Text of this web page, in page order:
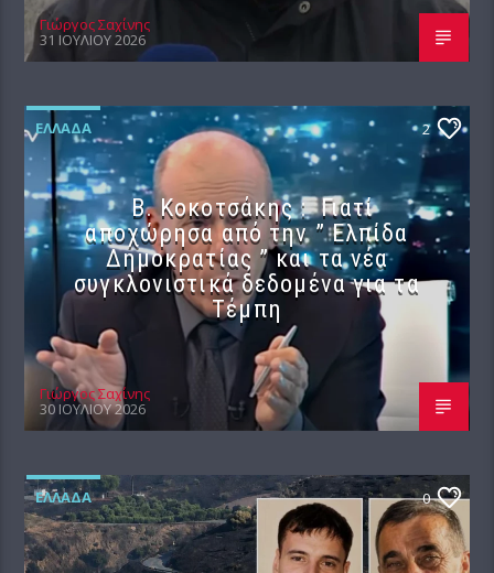
Γιώργος Σαχίνης
31 ΙΟΥΛΊΟΥ 2026
ΕΛΛΆΔΑ 2
Β. Κοκοτσάκης : Γιατί
αποχώρησα από την ” Ελπίδα
Δημοκρατίας ” και τα νέα
συγκλονιστικά δεδομένα για τα
Τέμπη
Γιώργος Σαχίνης
30 ΙΟΥΛΊΟΥ 2026
ΕΛΛΆΔΑ 0